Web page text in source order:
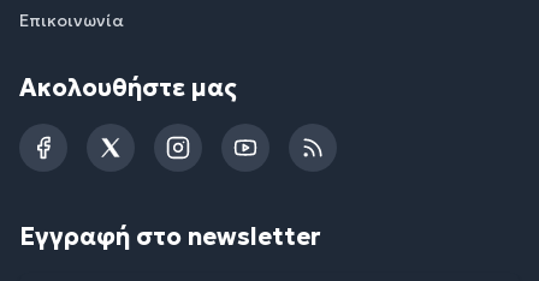
Επικοινωνία
Ακολουθήστε μας
FacebookTwitterInstagramYouTubeRSS
Εγγραφή στο newsletter